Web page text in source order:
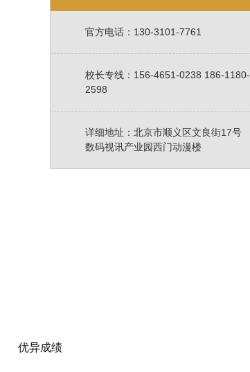
官方电话：130-3101-7761
校长专线：156-4651-0238 186-1180-
2598
详细地址：北京市顺义区文良街17号
数码视讯产业园西门动漫楼
优异成绩